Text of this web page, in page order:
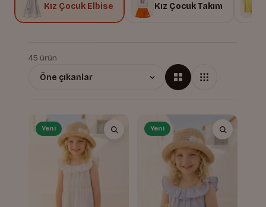
Kız Çocuk Elbise Kız Çocuk Takım
45 ürün
Yeni Yeni